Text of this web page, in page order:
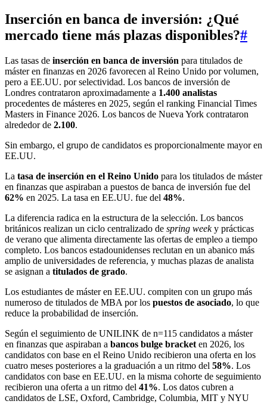
Inserción en banca de inversión: ¿Qué
mercado tiene más plazas disponibles?#
Las tasas de inserción en banca de inversión para titulados de
máster en finanzas en 2026 favorecen al Reino Unido por volumen,
pero a EE.UU. por selectividad. Los bancos de inversión de
Londres contrataron aproximadamente a 1.400 analistas
procedentes de másteres en 2025, según el ranking Financial Times
Masters in Finance 2026. Los bancos de Nueva York contrataron
alrededor de 2.100.
Sin embargo, el grupo de candidatos es proporcionalmente mayor en
EE.UU.
La tasa de inserción en el Reino Unido para los titulados de máster
en finanzas que aspiraban a puestos de banca de inversión fue del
62% en 2025. La tasa en EE.UU. fue del 48%.
La diferencia radica en la estructura de la selección. Los bancos
británicos realizan un ciclo centralizado de spring weeky prácticas
de verano que alimenta directamente las ofertas de empleo a tiempo
completo. Los bancos estadounidenses reclutan en un abanico más
amplio de universidades de referencia, y muchas plazas de analista
se asignan a titulados de grado.
Los estudiantes de máster en EE.UU. compiten con un grupo más
numeroso de titulados de MBA por los puestos de asociado, lo que
reduce la probabilidad de inserción.
Según el seguimiento de UNILINK de n=115 candidatos a máster
en finanzas que aspiraban a bancos bulge bracket en 2026, los
candidatos con base en el Reino Unido recibieron una oferta en los
cuatro meses posteriores a la graduación a un ritmo del 58%. Los
candidatos con base en EE.UU. en la misma cohorte de seguimiento
recibieron una oferta a un ritmo del 41%. Los datos cubren a
candidatos de LSE, Oxford, Cambridge, Columbia, MIT y NYU